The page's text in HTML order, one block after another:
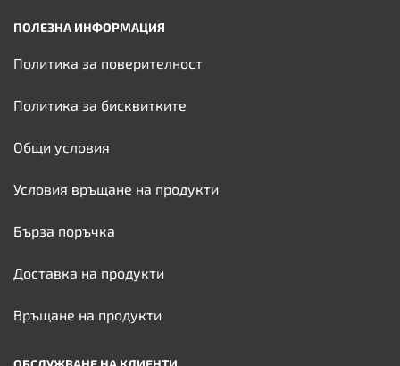
ПОЛЕЗНА ИНФОРМАЦИЯ
Политика за поверителност
Политика за бисквитките
Общи условия
Условия връщане на продукти
Бърза поръчка
Доставка на продукти
Връщане на продукти